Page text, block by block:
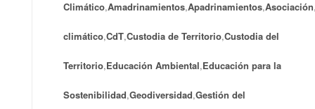
Climático,Amadrinamientos,Apadrinamientos,Asociación
climático,CdT,Custodia de Territorio,Custodia del
Territorio,Educación Ambiental,Educación para la
Sostenibilidad,Geodiversidad,Gestión del